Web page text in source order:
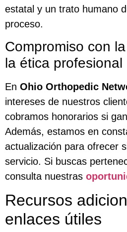
estatal y un trato humano
proceso.
Compromiso con
la ética profesional
En Ohio Orthopedic
intereses de nuestros
cobramos honorarios si
Además, estamos en
actualización para ofrecer
servicio. Si buscas
consulta nuestras
Recursos
enlaces útiles